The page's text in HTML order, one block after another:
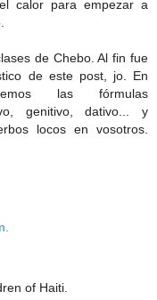
calor para empezar a
de Chebo. Al fin fue
de este post, jo. En
las fórmulas
genitivo, dativo... y
locos en vosotros.
of Haiti.